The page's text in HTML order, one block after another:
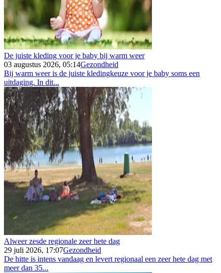
De juiste kleding voor je baby bij warm weer
03 augustus 2026, 05:14Gezondheid
Bij warm weer is de juiste kledingkeuze voor je baby soms een
uitdaging. In dit...
Alweer zesde regionale zeer hete dag
29 juli 2026, 17:07Gezondheid
De hitte is intens vandaag en levert regionaal een zeer hete dag met
meer dan 35...